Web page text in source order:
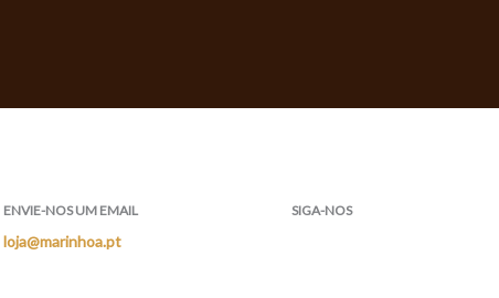
ENVIE-NOS UM EMAIL
loja@marinhoa.pt
SIGA-NOS